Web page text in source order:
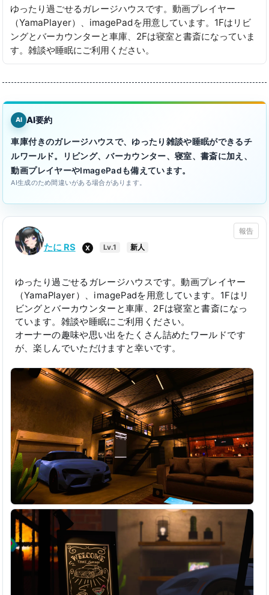
ゆったり過ごせるガレージハウスです。動画プレイヤー
（YamaPlayer）、imagePadを用意しています。1Fはリビ
ングとバーカウンターと車庫、2Fは寝室と書斎になっていま
す。雑談や睡眠にご利用ください。
AI AI要約
車庫付きのガレージハウスで、ゆったり雑談や睡眠ができるチ
ルワールド。リビング、バーカウンター、寝室、書斎に加え、
動画プレイヤーやImagePadも備えています。
AI生成のため間違いがある場合があります。
報告
たに RS X Lv.1 新人
ゆったり過ごせるガレージハウスです。動画プレイヤー
（YamaPlayer）、imagePadを用意しています。1Fはリ
ビングとバーカウンターと車庫、2Fは寝室と書斎になっ
ています。雑談や睡眠にご利用ください。
オーナーの趣味や思い出をたくさん詰めたワールドです
が、楽しんでいただけますと幸いです。